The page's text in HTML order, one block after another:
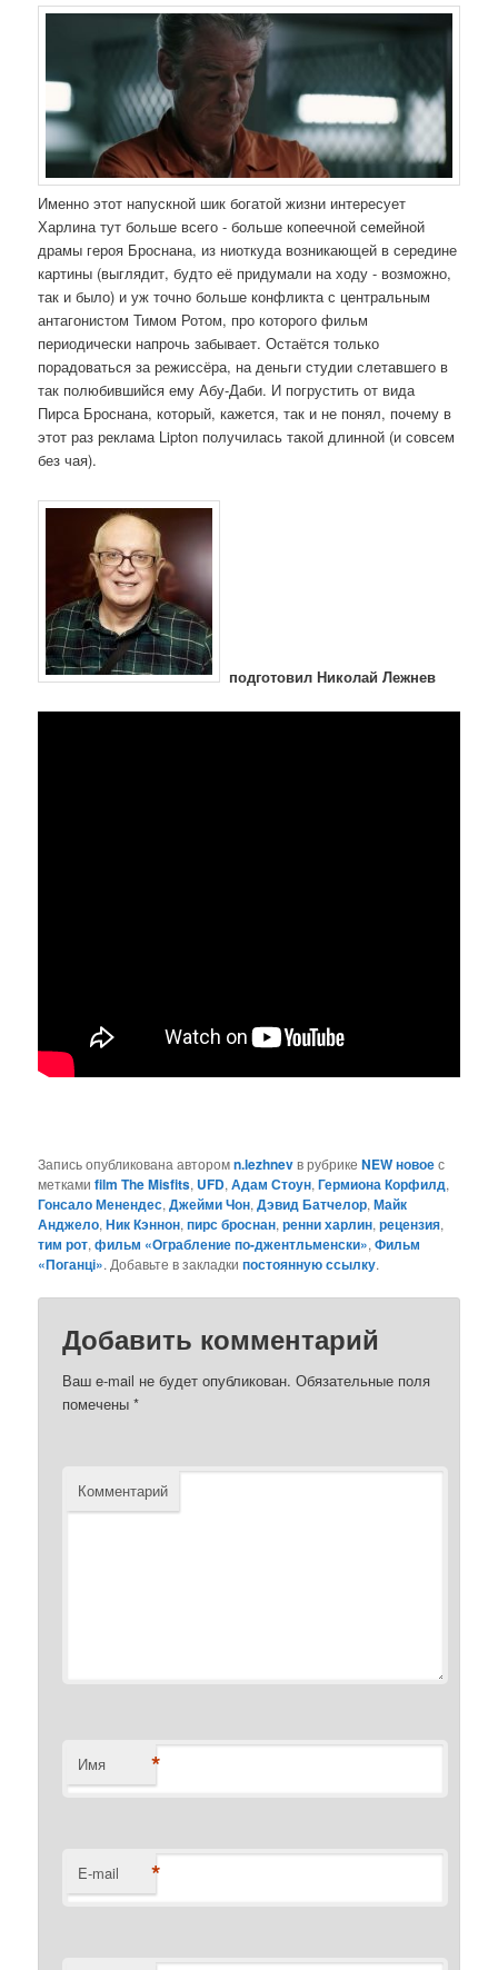
Именно этот напускной шик богатой жизни интересует
Харлина тут больше всего - больше копеечной семейной
драмы героя Броснана, из ниоткуда возникающей в середине
картины (выглядит, будто её придумали на ходу - возможно,
так и было) и уж точно больше конфликта с центральным
антагонистом Тимом Ротом, про которого фильм
периодически напрочь забывает. Остаётся только
порадоваться за режиссёра, на деньги студии слетавшего в
так полюбившийся ему Абу-Даби. И погрустить от вида
Пирса Броснана, который, кажется, так и не понял, почему в
этот раз реклама Lipton получилась такой длинной (и совсем
без чая).
подготовил Николай Лежнев
Запись опубликована авторомn.lezhnevв рубрикеNEW новоес
меткамиfilm The Misfits, UFD,Адам Стоун,Гермиона Корфилд,
Гонсало Менендес,Джейми Чон,Дэвид Батчелор,Майк
Анджело,Ник Кэннон,пирс броснан,ренни харлин,рецензия,
тим рот,фильм «Ограбление по-джентльменски»,Фильм
«Поганці». Добавьте в закладкипостоянную ссылку.
Добавить комментарий
Ваш e-mail не будет опубликован. Обязательные поля
помечены*
Комментарий
Имя *
E-mail *